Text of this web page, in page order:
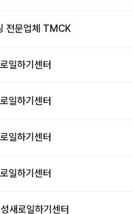
전문업체 TMCK
일하기센터
일하기센터
일하기센터
일하기센터
새로일하기센터